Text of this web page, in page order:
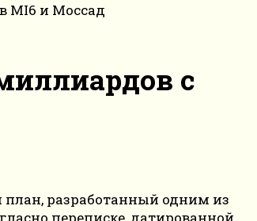
MI6 и Моссад
с
разработанный одним из